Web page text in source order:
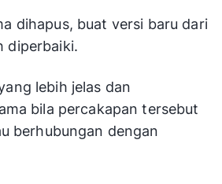
dihapus, buat versi baru dari
diperbaiki.
lebih jelas dan
bila percakapan tersebut
berhubungan dengan